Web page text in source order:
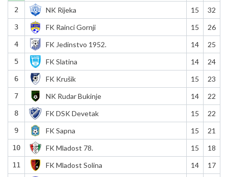
2 NK Rijeka 15 32
3 FK Rainci Gornji 15 26
4 FK Jedinstvo 1952. 14 25
5 FK Slatina 14 24
6 FK Krušik 15 23
7 NK Rudar Bukinje 14 22
8 FK DSK Devetak 15 22
9 FK Sapna 15 21
10 FK Mladost 78. 15 18
11 FK Mladost Solina 14 17